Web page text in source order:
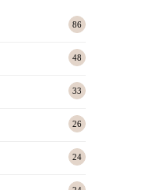
86
48
33
26
24